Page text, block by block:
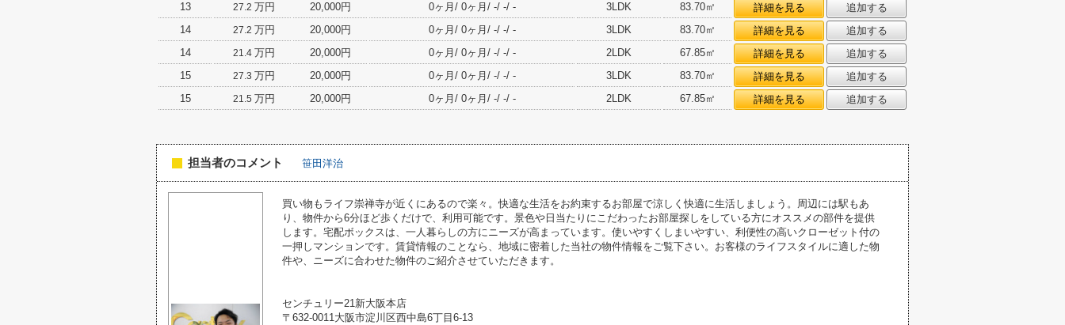
13
27.2 万円 20,000円 0ヶ月/ 0ヶ月/ -/ -/ - 3LDK 83.70㎡ 詳細を見る
追加する
14
27.2 万円 20,000円 0ヶ月/ 0ヶ月/ -/ -/ - 3LDK 83.70㎡ 詳細を見る
追加する
14
21.4 万円 20,000円 0ヶ月/ 0ヶ月/ -/ -/ - 2LDK 67.85㎡ 詳細を見る
追加する
15
27.3 万円 20,000円 0ヶ月/ 0ヶ月/ -/ -/ - 3LDK 83.70㎡ 詳細を見る
追加する
15
21.5 万円 20,000円 0ヶ月/ 0ヶ月/ -/ -/ - 2LDK 67.85㎡ 詳細を見る 追加する
担当者のコメント 笹田洋治
買い物もライフ崇禅寺が近くにあるので楽々。快適な生活をお約束するお部屋で涼しく快適に生活しましょう。周辺には駅もあ
り、物件から6分ほど歩くだけで、利用可能です。景色や日当たりにこだわったお部屋探しをしている方にオススメの部件を提供
します。宅配ボックスは、一人暮らしの方にニーズが高まっています。使いやすくしまいやすい、利便性の高いクローゼット付の
一押しマンションです。賃貸情報のことなら、地域に密着した当社の物件情報をご覧下さい。お客様のライフスタイルに適した物
件や、ニーズに合わせた物件のご紹介させていただきます。
センチュリー21新大阪本店
〒632-0011大阪市淀川区西中島6丁目6-13